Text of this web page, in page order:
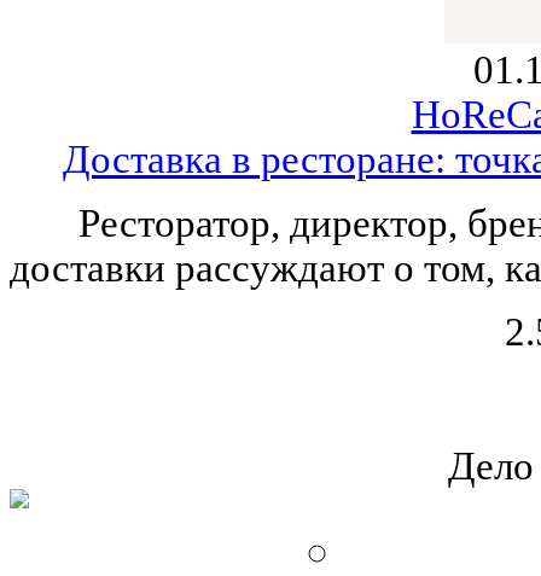
Доставка в ресторане:
Ресторатор, директор,
доставки рассуждают о том,
Дело